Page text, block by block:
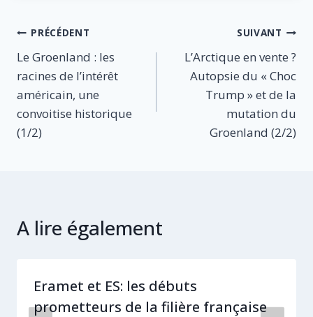
Navigation
de
l’article
PRÉCÉDENT
Le Groenland : les
racines de l’intérêt
américain, une
convoitise historique
(1/2)
SUIVANT
L’Arctique en vente ?
Autopsie du « Choc
Trump » et de la
mutation du
Groenland (2/2)
A lire également
Eramet et ES: les débuts
prometteurs de la filière française